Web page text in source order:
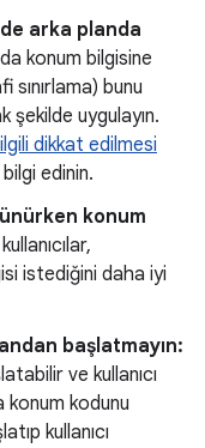
arka planda
konum bilgisine
bunu
şekilde uygulayın.
dikkat edilmesi
edinin.
konum
istediğini daha iyi
başlatmayın:
ve kullanıcı
kodunu
kullanıcı